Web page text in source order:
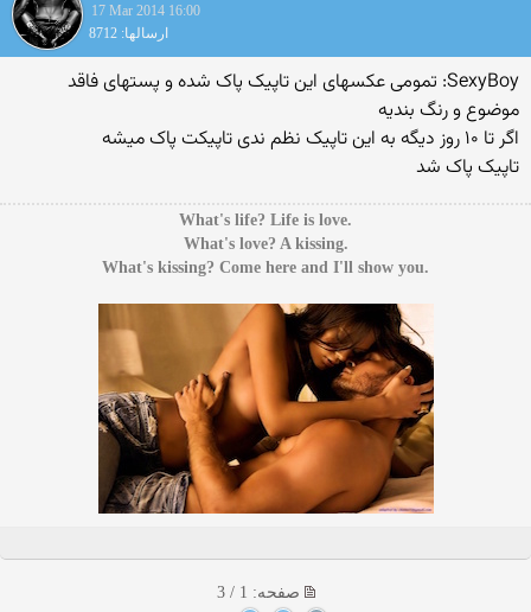
17 Mar 2014 16:00
ارسالها: 8712
SexyBoy: تمومی عکسهای این تاپیک پاک شده و پستهای فاقد
موضوع و رنگ بندیه
اگر تا ۱۰ روز دیگه به این تاپیک نظم ندی تاپیکت پاک میشه
تاپیک پاک شد
.What's life? Life is love
.What's love? A kissing
.What's kissing? Come here and I'll show you
صفحه: 1 / 3